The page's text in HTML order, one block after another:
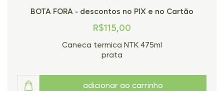
BOTA FORA - descontos no PIX e no Cartão
R$115,00
Caneca termica NTK 475ml
prata
adicionar ao carrinho